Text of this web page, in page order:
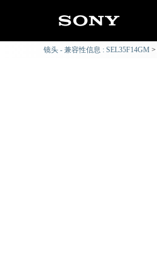
镜头 - 兼容性信息 : SEL35F14GM